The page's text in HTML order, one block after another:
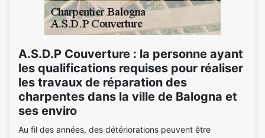
A.S.D.P Couverture : la personne ayant
les qualifications requises pour réaliser
les travaux de réparation des
charpentes dans la ville de Balogna et
ses enviro
Au fil des années, des détériorations peuvent être